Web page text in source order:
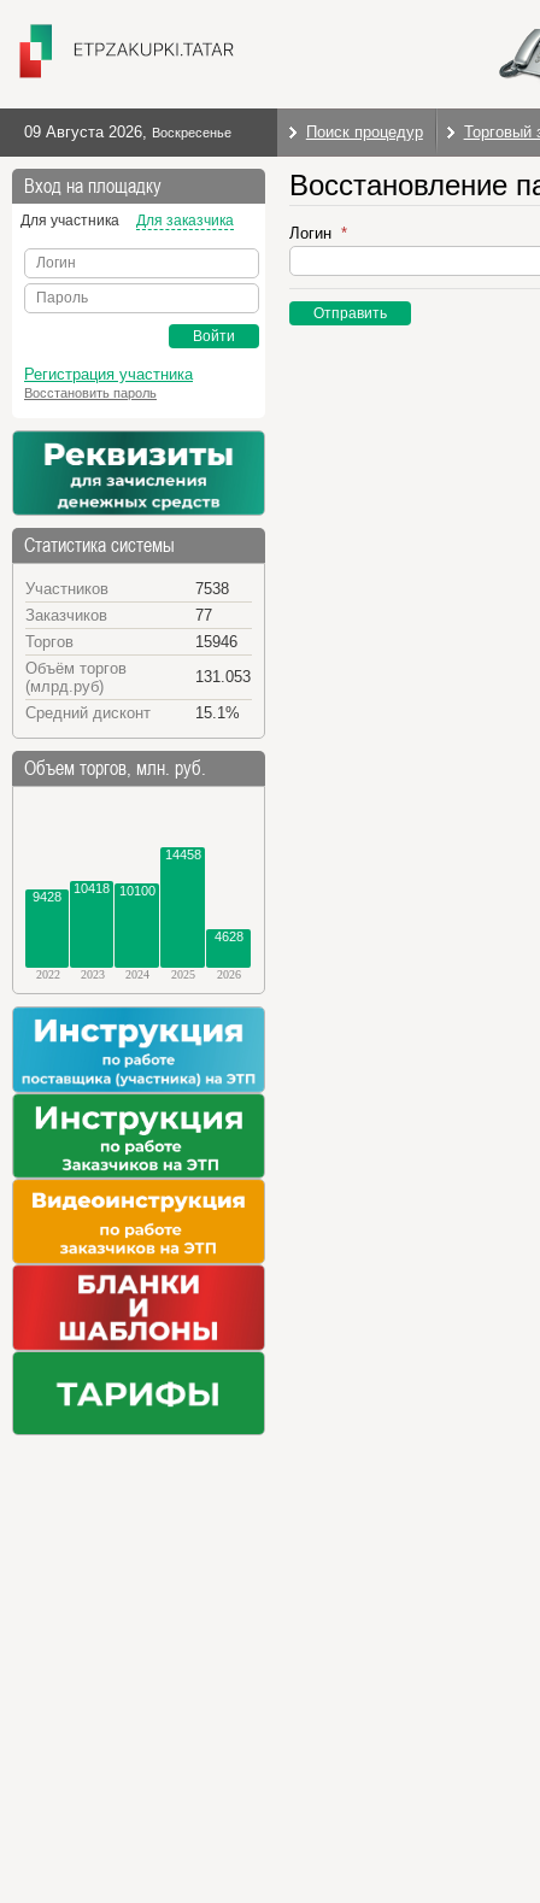
09 Августа 2026, Воскресенье Поиск процедур Торговый
Вход на площадку
Для участника Для заказчика
Логин
Пароль
Войти
Регистрация участника
Восстановить пароль
Статистика системы
Участников
7538
Заказчиков
77
Торгов
15946
Объём торгов
(млрд.руб)
131.053
Средний дисконт
15.1%
Объем торгов, млн. руб.
9428
10418 10100
14458
4628
2022 2023 2024 2025 2026
Восстановление
Логин
Отправить